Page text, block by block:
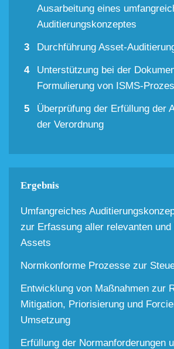
Ausarbeitung eines
Auditierungskonzeptes
Durchführung Asset-
Unterstützung bei der
Formulierung von ISMS-
Überprüfung der Erfüllung der
der Verordnung
Ergebnis
Umfangreiches
zur Erfassung aller relevanten
Assets
Normkonforme Prozesse zur
Entwicklung von Maßnahmen zur
Mitigation, Priorisierung und
Umsetzung
Erfüllung der Normanforderungen